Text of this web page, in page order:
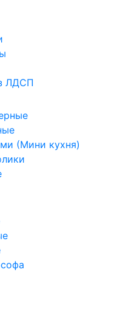
ЛДСП
(Мини кухня)